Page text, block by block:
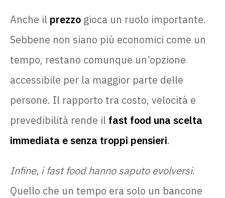
Anche il prezzo gioca un ruolo importante.
Sebbene non siano più economici come un
tempo, restano comunque un’opzione
accessibile per la maggior parte delle
persone. Il rapporto tra costo, velocità e
prevedibilità rende il fast food una scelta
immediata e senza troppi pensieri.
Infine, i fast food hanno saputo evolversi.
Quello che un tempo era solo un bancone